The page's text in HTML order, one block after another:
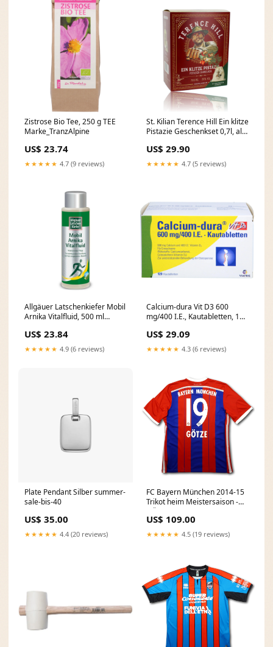
Zistrose Bio Tee, 250 g TEE
Marke_TranzAlpine
US$ 23.74
★★★★★ 4.7 (9 reviews)
St. Kilian Terence Hill Ein klitze
Pistazie Geschenkset 0,7l, alc.
US$ 29.90
★★★★★ 4.7 (5 reviews)
Allgäuer Latschenkiefer Mobil
Arnika Vitalfluid, 500 ml
US$ 23.84
★★★★★ 4.9 (6 reviews)
Calcium-dura Vit D3 600
mg/400 I.E., Kautabletten, 120
US$ 29.09
★★★★★ 4.3 (6 reviews)
Plate Pendant Silber summer-
sale-bis-40
US$ 35.00
★★★★★ 4.4 (20 reviews)
FC Bayern München 2014-15
Trikot heim Meistersaison -
GÖTZE #19 - 6/10 - [XL]
Bolton Wanderers
US$ 109.00
★★★★★ 4.5 (19 reviews)